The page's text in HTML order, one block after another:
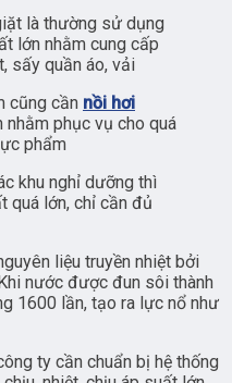
là thường sử dụng
lớn nhằm cung cấp
sấy quần áo, vải
cũng cần nồi hơi
nhằm phục vụ cho quá
phẩm
khu nghỉ dưỡng thì
quá lớn, chỉ cần đủ
liệu truyền nhiệt bởi
nước được đun sôi thành
1600 lần, tạo ra lực nổ như
ty cần chuẩn bị hệ thống